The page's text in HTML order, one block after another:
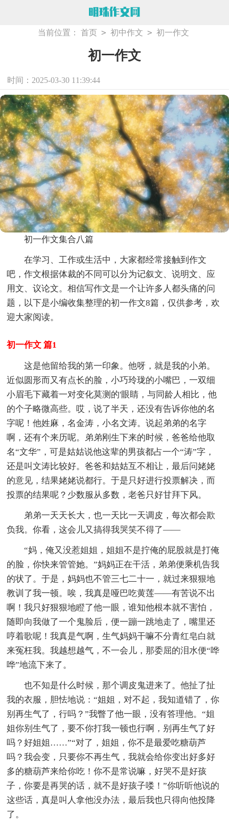
当前位置： 首页 > 初中作文 > 初一作文
初一作文
时间：2025-03-30 11:39:44
初一作文集合八篇
在学习、工作或生活中，大家都经常接触到作文
吧，作文根据体裁的不同可以分为记叙文、说明文、应
用文、议论文。相信写作文是一个让许多人都头痛的问
题，以下是小编收集整理的初一作文8篇，仅供参考，欢
迎大家阅读。
初一作文 篇1
这是他留给我的第一印象。他呀，就是我的小弟。
近似圆形而又有点长的脸，小巧玲珑的小嘴巴，一双细
小眉毛下藏着一对变化莫测的'眼睛，与同龄人相比，他
的个子略微高些。哎，说了半天，还没有告诉你他的名
字呢！他姓麻，名金涛，小名文涛。说起弟弟的名字
啊，还有个来历呢。弟弟刚生下来的时候，爸爸给他取
名“文华”，可是姑姑说他这辈的男孩都占一个“涛”字，
还是叫文涛比较好。爸爸和姑姑互不相让，最后问姥姥
的意见，结果姥姥说都行。于是只好进行投票解决，而
投票的结果呢？少数服从多数，老爸只好甘拜下风。
弟弟一天天长大，也一天比一天调皮，每次都会欺
负我。你看，这会儿又搞得我哭笑不得了——
“妈，俺又没惹姐姐，姐姐不是拧俺的屁股就是打俺
的脸，你快来管管她。”妈妈正在干活，弟弟便乘机告我
的状了。于是，妈妈也不管三七二十一，就过来狠狠地
教训了我一顿。唉，我真是哑巴吃黄莲——有苦说不出
啊！我只好狠狠地瞪了他一眼，谁知他根本就不害怕，
随即向我做了一个鬼脸后，便一蹦一跳地走了，嘴里还
哼着歌呢！我真是气啊，生气妈妈干嘛不分青红皂白就
来冤枉我。我越想越气，不一会儿，那委屈的泪水便“哗
哗”地流下来了。
也不知是什么时候，那个调皮鬼进来了。他扯了扯
我的衣服，胆怯地说：“姐姐，对不起，我知道错了，你
别再生气了，行吗？”我瞥了他一眼，没有答理他。“姐
姐你别生气了，要不你打我一顿也行啊，别再生气了好
吗？好姐姐……”“对了，姐姐，你不是最爱吃糖葫芦
吗？我会变，只要你不再生气，我就会给你变出好多好
多的糖葫芦来给你吃！你不是常说嘛，好哭不是好孩
子，你要是再哭的话，就不是好孩子喽！”你听听他说的
这些话，真是叫人拿他没办法，最后我也只得向他投降
了。